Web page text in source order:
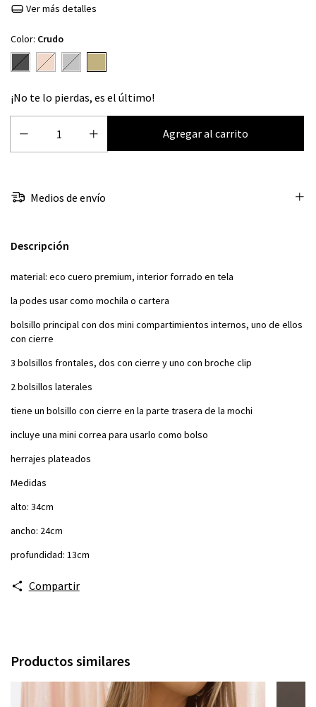
Ver más detalles
Color: Crudo
¡No te lo pierdas, es el último!
Medios de envío
Descripción
material: eco cuero premium, interior forrado en tela
la podes usar como mochila o cartera
bolsillo principal con dos mini compartimientos internos, uno de ellos
con cierre
3 bolsillos frontales, dos con cierre y uno con broche clip
2 bolsillos laterales
tiene un bolsillo con cierre en la parte trasera de la mochi
incluye una mini correa para usarlo como bolso
herrajes plateados
Medidas
alto: 34cm
ancho: 24cm
profundidad: 13cm
Compartir
Productos similares